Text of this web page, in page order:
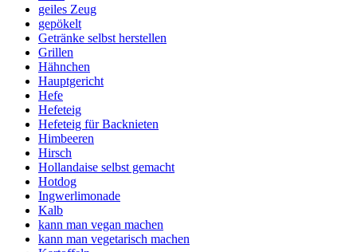
geiles Zeug
gepökelt
Getränke selbst herstellen
Grillen
Hähnchen
Hauptgericht
Hefe
Hefeteig
Hefeteig für Backnieten
Himbeeren
Hirsch
Hollandaise selbst gemacht
Hotdog
Ingwerlimonade
Kalb
kann man vegan machen
kann man vegetarisch machen